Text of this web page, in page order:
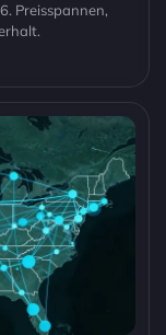
Preisspannen,